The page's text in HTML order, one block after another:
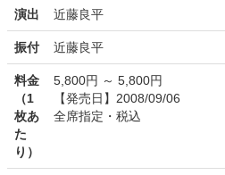
演出 近藤良平
振付 近藤良平
料金
（1
枚あ
た
り）
5,800円 ～ 5,800円
【発売日】2008/09/06
全席指定・税込